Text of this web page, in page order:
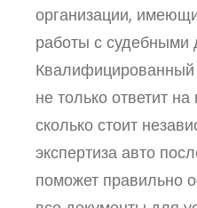
организации,
работы с судебными
Квалифицированный
не только ответит на
сколько стоит
экспертиза авто
поможет правильно